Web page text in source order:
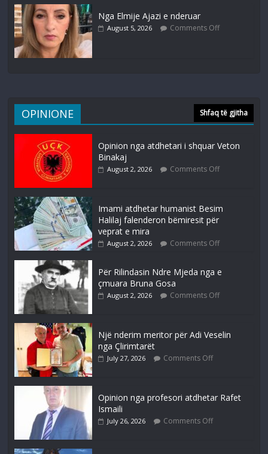
Nga Elmije Ajazi e nderuar
August 5, 2026 Comments Off
OPINIONE Shfaq të gjitha
Opinion nga atdhetari i shquar Veton
Binakaj
August 2, 2026 Comments Off
Imami atdhetar humanist Besim
Halilaj falenderon bëmiresit për
veprat e mira
August 2, 2026 Comments Off
Për Rilindasin Ndre Mjeda nga e
çmuara Bruna Gosa
August 2, 2026 Comments Off
Një nderim meritor për Adi Veselin
nga Çlirimtarët
July 27, 2026 Comments Off
Opinion nga profesori atdhetar Rafet
Ismaili
July 26, 2026 Comments Off